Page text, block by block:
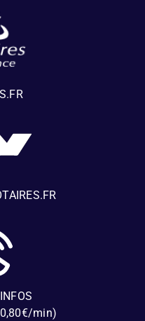
min)